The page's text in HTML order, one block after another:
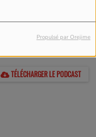
Propulsé par Orejime
TÉLÉCHARGER LE PODCAST